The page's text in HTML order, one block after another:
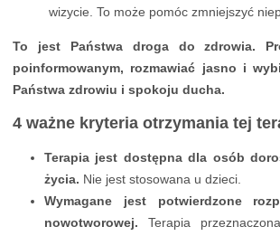
wizycie. To może pomóc zmniejszyć
To jest Państwa droga do zdrowia.
poinformowanym, rozmawiać jasno i
Państwa zdrowiu i spokoju ducha.
4 ważne kryteria otrzymania tej
Terapia jest dostępna dla osób
życia. Nie jest stosowana u dzieci.
Wymagane jest potwierdzone
nowotworowej. Terapia